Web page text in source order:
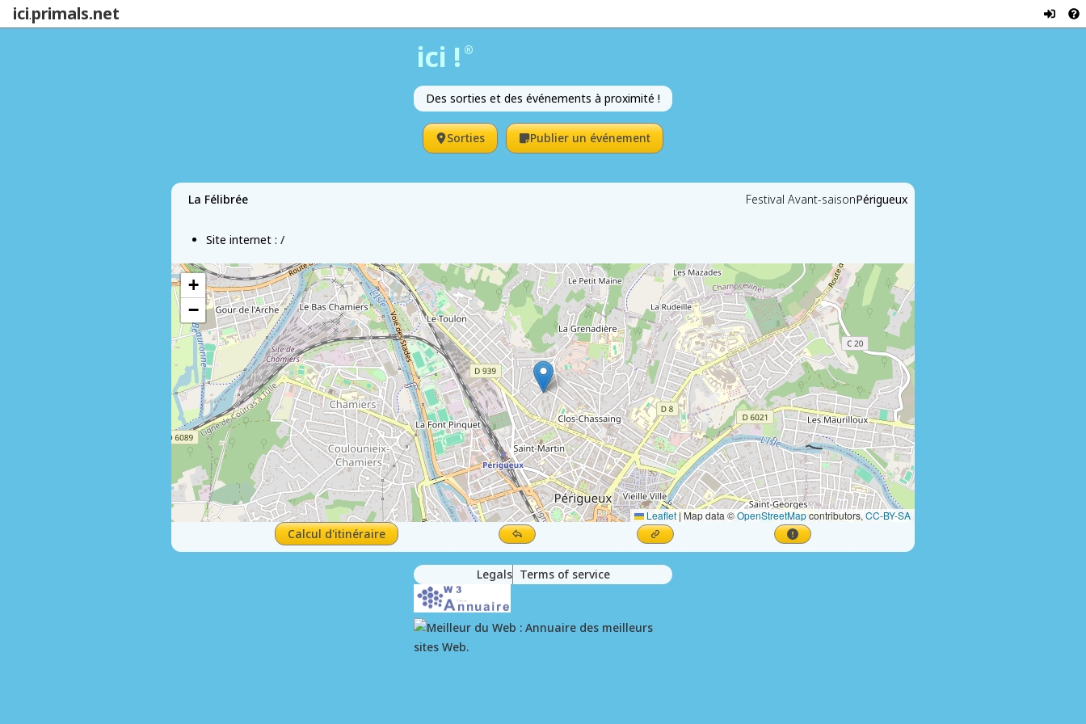
ici.primals.net
ici ! ®
Des sorties et des événements à proximité !
Sorties Publier un événement
La Félibrée Festival Avant-saisonPérigueux
Site internet : /
+
−
Leaflet|Map data ©OpenStreetMapcontributors, CC-BY-SA
Calcul d'itinéraire
Legals Terms of service